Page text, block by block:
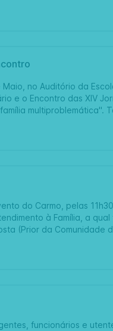
no Auditório da
e o Encontro das XIV
do Carmo, pelas
à Família, a
(Prior da Comunidade
funcionários e